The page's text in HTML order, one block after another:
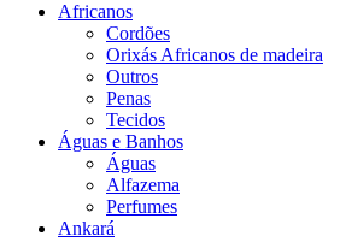
Africanos
Cordões
Orixás Africanos de madeira
Outros
Penas
Tecidos
Águas e Banhos
Águas
Alfazema
Perfumes
Ankará